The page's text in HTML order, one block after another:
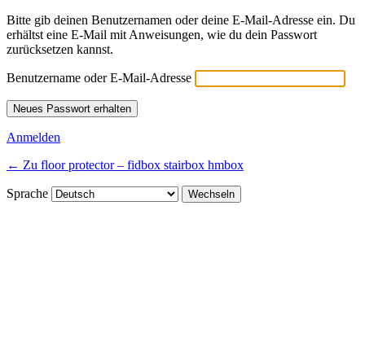
Bitte gib deinen Benutzernamen oder deine E-Mail-Adresse ein. Du
erhältst eine E-Mail mit Anweisungen, wie du dein Passwort
zurücksetzen kannst.
Benutzername oder E-Mail-Adresse
Anmelden
← Zu floor protector – fidbox stairbox hmbox
Sprache